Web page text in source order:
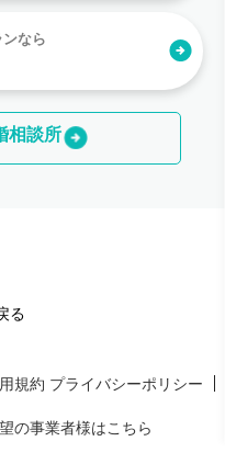
なら
相談所
る
規約 プライバシーポリシー
の事業者様はこちら